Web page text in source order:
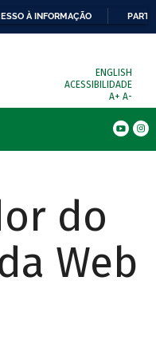
À INFORMAÇÃO
ENGLISH
ACESSIBILIDADE
A+ A-
do
Web